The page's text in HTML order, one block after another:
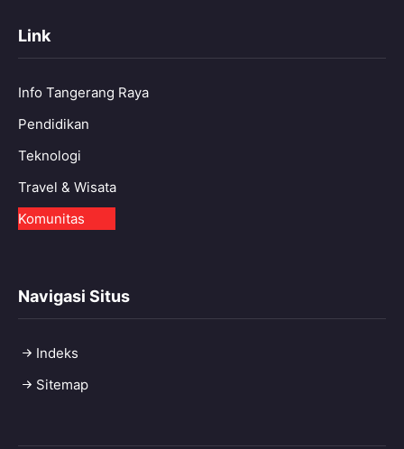
Link
Info Tangerang Raya
Pendidikan
Teknologi
Travel & Wisata
Komunitas
Navigasi Situs
Indeks
Sitemap